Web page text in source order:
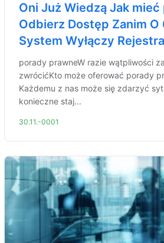
Oni Już Wiedzą Jak mieć
Odbierz Dostęp Zanim O
System Wyłączy
porady prawneW razie wątpliwości
zwrócićKto może oferować porady
Każdemu z nas może się zdarzyć
konieczne staj...
30.11.-0001